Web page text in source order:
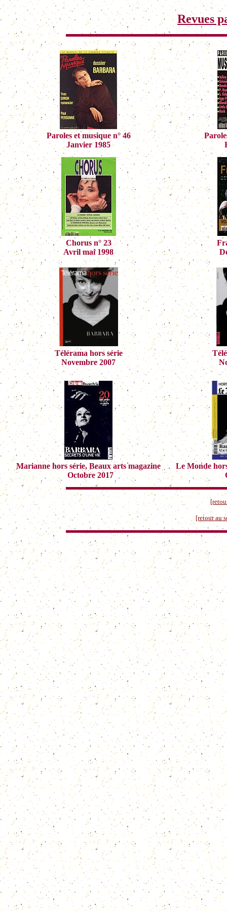
Revues
Paroles et musique n° 46
Janvier 1985
Chorus n° 23
Avril mai 1998
Télérama hors série
Novembre 2007
Marianne hors série, Beaux arts magazine
Octobre 2017
Le Monde
[retour au